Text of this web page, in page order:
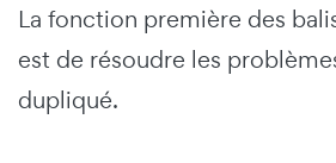
La fonction première des
est de résoudre les
dupliqué.